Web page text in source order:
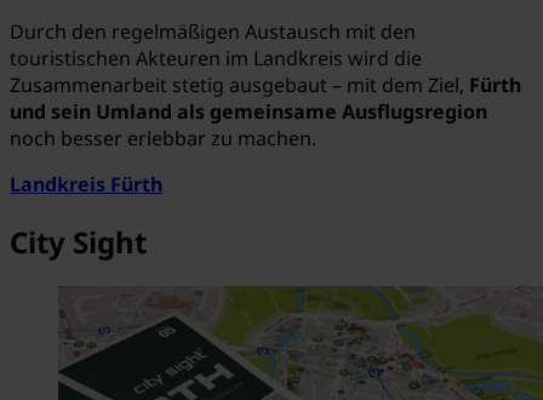
Durch den regelmäßigen Austausch mit den
touristischen Akteuren im Landkreis wird die
Zusammenarbeit stetig ausgebaut – mit dem Ziel, Fürth
und sein Umland als gemeinsame Ausflugsregion
noch besser erlebbar zu machen.
Landkreis Fürth
City Sight